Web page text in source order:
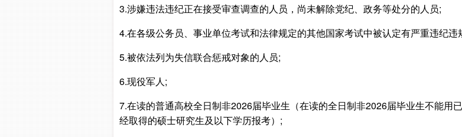
3.涉嫌违法违纪正在接受审查调查的人员，尚未解除党纪、政务等处分的人员;
4.在各级公务员、事业单位考试和法律规定的其他国家考试中被认定有严重违纪
5.被依法列为失信联合惩戒对象的人员;
6.现役军人;
7.在读的普通高校全日制非2026届毕业生（在读的全日制非2026届毕业生不能用
经取得的硕士研究生及以下学历报考）;